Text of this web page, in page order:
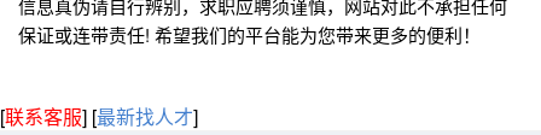
信息真伪请自行辨别，求职应聘须谨慎，网站对此不承担任何
保证或连带责任! 希望我们的平台能为您带来更多的便利！
[联系客服] [最新找人才]